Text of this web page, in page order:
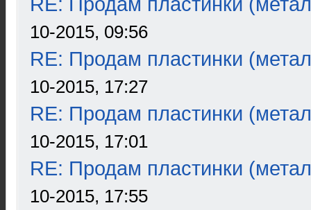
10-2015, 09:56
RE: Продам пластинки
10-2015, 17:27
RE: Продам пластинки
10-2015, 17:01
RE: Продам пластинки
10-2015, 17:55